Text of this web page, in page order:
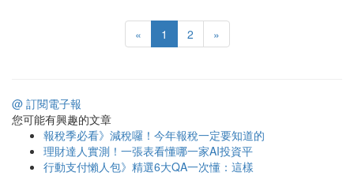
« 1 2 »
@ 訂閱電子報
您可能有興趣的文章
報稅季必看》減稅囉！今年報稅一定要知道的
理財達人實測！一張表看懂哪一家AI投資平
行動支付懶人包》精選6大QA一次懂：這樣